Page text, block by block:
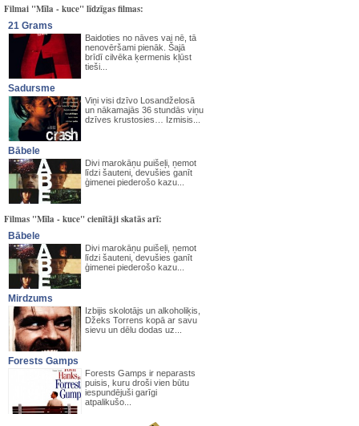
Filmai "Mīla - kuce" līdzīgas filmas:
21 Grams
Baidoties no nāves vai nē, tā
nenovēršami pienāk. Šajā
brīdī cilvēka ķermenis kļūst
tieši...
Sadursme
Viņi visi dzīvo Losandželosā
un nākamajās 36 stundās viņu
dzīves krustosies… Izmisis...
Bābele
Divi marokāņu puišeļi, ņemot
līdzi šauteni, devušies ganīt
ģimenei piederošo kazu...
Filmas "Mīla - kuce" cienītāji skatās arī:
Bābele
Divi marokāņu puišeļi, ņemot
līdzi šauteni, devušies ganīt
ģimenei piederošo kazu...
Mirdzums
Izbijis skolotājs un alkoholiķis,
Džeks Torrens kopā ar savu
sievu un dēlu dodas uz...
Forests Gamps
Forests Gamps ir neparasts
puisis, kuru droši vien būtu
iespundējuši garīgi
atpalikušo...